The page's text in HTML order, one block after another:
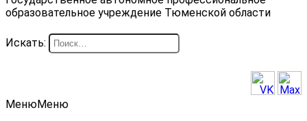
образовательное учреждение Тюменской области
Искать:
МенюМеню